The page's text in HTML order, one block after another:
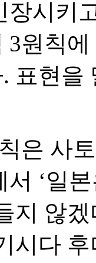
장시키
3원칙
표현
은 사
서 ‘일
지 않
시다